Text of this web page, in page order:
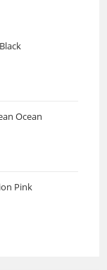
Ocean
Pink